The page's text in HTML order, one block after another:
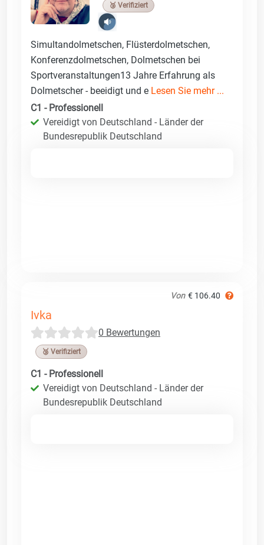
🥉 Verifiziert
Simultandolmetschen, Flüsterdolmetschen,
Konferenzdolmetschen, Dolmetschen bei
Sportveranstaltungen13 Jahre Erfahrung als
Dolmetscher - beeidigt und e Lesen Sie mehr ...
C1 - Professionell
Vereidigt von Deutschland - Länder der
Bundesrepublik Deutschland
Von € 106.40
Ivka
0 Bewertungen
🥉 Verifiziert
C1 - Professionell
Vereidigt von Deutschland - Länder der
Bundesrepublik Deutschland